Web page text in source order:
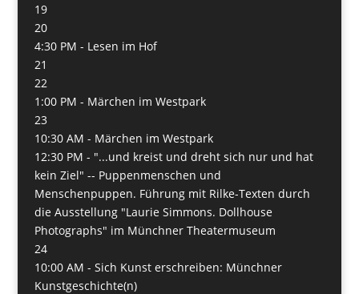
19
20
4:30 PM - Lesen im Hof
21
22
1:00 PM - Märchen im Westpark
23
10:30 AM - Märchen im Westpark
12:30 PM - "...und kreist und dreht sich nur und hat
kein Ziel" -- Puppenmenschen und
Menschenpuppen. Führung mit Rilke-Texten durch
die Ausstellung "Laurie Simmons. Dollhouse
Photographs" im Münchner Theatermuseum
24
10:00 AM - Sich Kunst erschreiben: Münchner
Kunstgeschichte(n)